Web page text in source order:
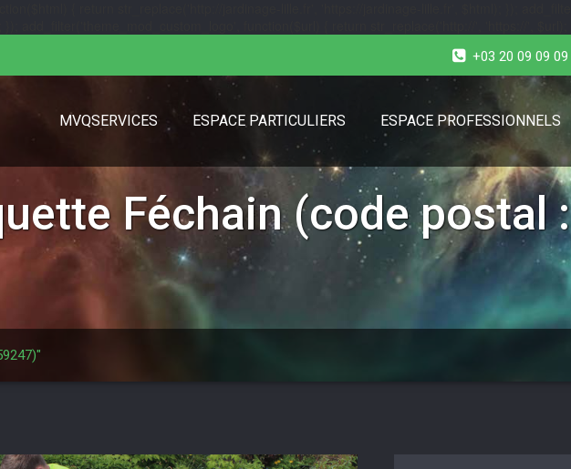
+03 20 09 09 09
MVQSERVICES ESPACE PARTICULIERS ESPACE PROFESSIONNELS
Féchain (code postal :